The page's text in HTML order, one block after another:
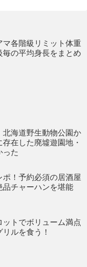
マ各階級リミット体重
毎の平均身長をまとめ
北海道野生動物公園か
在した廃墟遊園地・
った
！予約必須の居酒屋
品チャーハンを堪能
トでボリューム満点
ルを食う！